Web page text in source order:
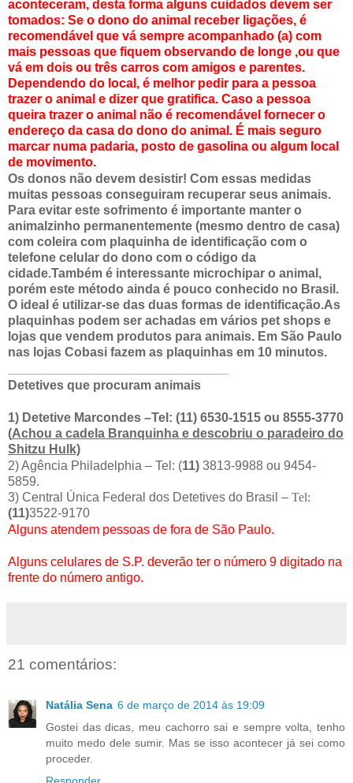
aconteceram, desta forma alguns cuidados devem ser
tomados: Se o dono do animal receber ligações, é
recomendável que vá sempre acompanhado (a) com
mais pessoas que fiquem observando de longe ,ou que
vá em dois ou três carros com amigos e parentes.
Dependendo do local, é melhor pedir para a pessoa
trazer o animal e dizer que gratifica. Caso a pessoa
queira trazer o animal não é recomendável fornecer o
endereço da casa do dono do animal. É mais seguro
marcar numa padaria, posto de gasolina ou algum local
de movimento.
Os donos não devem desistir! Com essas medidas
muitas pessoas conseguiram recuperar seus animais.
Para evitar este sofrimento é importante manter o
animalzinho permanentemente (mesmo dentro de casa)
com coleira com plaquinha de identificação com o
telefone celular do dono com o código da
cidade.Também é interessante microchipar o animal,
porém este método ainda é pouco conhecido no Brasil.
O ideal é utilizar-se das duas formas de identificação.As
plaquinhas podem ser achadas em vários pet shops e
lojas que vendem produtos para animais. Em São Paulo
nas lojas Cobasi fazem as plaquinhas em 10 minutos.
Detetives que procuram animais
1) Detetive Marcondes –Tel: (11) 6530-1515 ou 8555-3770
(Achou a cadela Branquinha e descobriu o paradeiro do
Shitzu Hulk)
2) Agência Philadelphia – Tel: (11) 3813-9988 ou 9454-
5859.
3) Central Única Federal dos Detetives do Brasil – Tel:
(11)3522-9170
Alguns atendem pessoas de fora de São Paulo.
Alguns celulares de S.P. deverão ter o número 9 digitado na
frente do número antigo.
21 comentários:
Natália Sena 6 de março de 2014 às 19:09
Gostei das dicas, meu cachorro sai e sempre volta, tenho
muito medo dele sumir. Mas se isso acontecer já sei como
proceder.